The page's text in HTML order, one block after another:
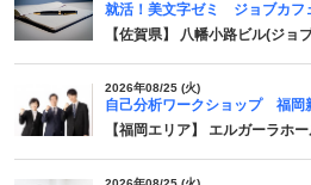
就活！美文字ゼミ ジョブカフ
【佐賀県】 八幡小路ビル(ジョ
2026年08/25 (火)
自己分析ワークショップ 福岡
【福岡エリア】 エルガーラホ